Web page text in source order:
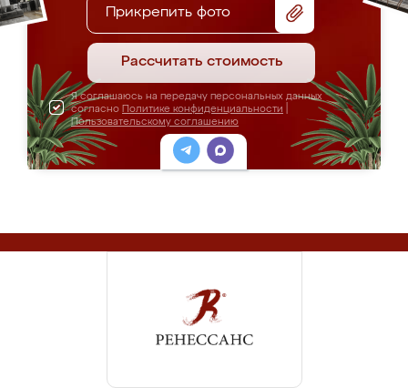
Прикрепить фото
Рассчитать стоимость
Я соглашаюсь на передачу персональных данных
согласно Политике конфиденциальности
Пользовательскому соглашению